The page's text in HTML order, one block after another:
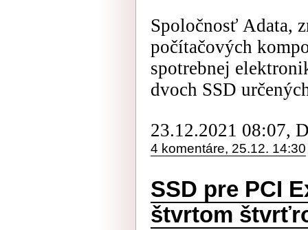
Spoločnosť Adata,
počítačových
spotrebnej
dvoch SSD
23.12.2021 08:07,
4 komentáre, 25.12. 14:30
SSD pre PCI
štvrtom